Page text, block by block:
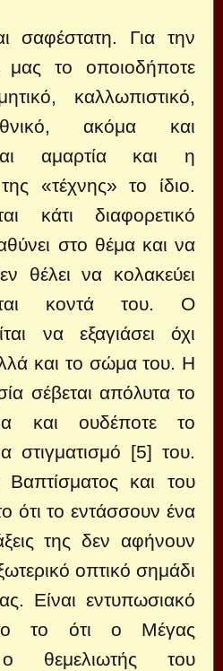
σαφέστατη. Για την
το οποιοδήποτε
καλλωπιστικό,
ακόμα και
αμαρτία και η
«τέχνης» το ίδιο.
κάτι διαφορετικό
στο θέμα και να
θέλει να κολακεύει
κοντά του. Ο
να εξαγιάσει όχι
και το σώμα του. Η
σέβεται απόλυτα το
και ουδέποτε το
στιγματισμό [5] του.
και του
ότι το εντάσσουν ένα
της δεν αφήνουν
οπτικό σημάδι
Είναι εντυπωσιακό
το ότι ο Μέγας
ο θεμελιωτής του